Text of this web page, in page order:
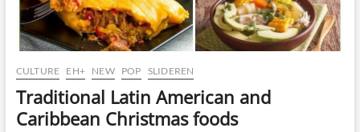
CULTURE EH+ NEW POP SLIDEREN
Traditional Latin American and
Caribbean Christmas foods